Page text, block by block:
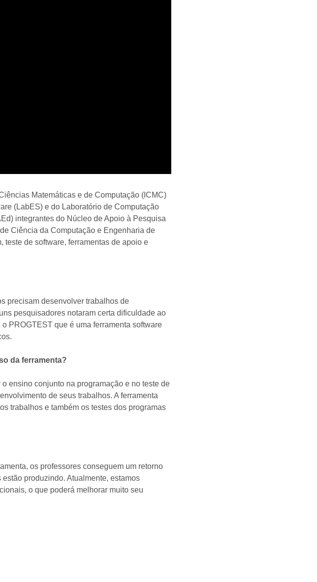
Matemáticas e de Computação (ICMC)
(LabES) e do Laboratório de Computação
integrantes do Núcleo de Apoio à Pesquisa
Ciência da Computação e Engenharia de
de software, ferramentas de apoio e
precisam desenvolver trabalhos de
pesquisadores notaram certa dificuldade ao
PROGTEST que é uma ferramenta software
da ferramenta?
ensino conjunto na programação e no teste de
de seus trabalhos. A ferramenta
trabalhos e também os testes dos programas
os professores conseguem um retorno
produzindo. Atualmente, estamos
o que poderá melhorar muito seu